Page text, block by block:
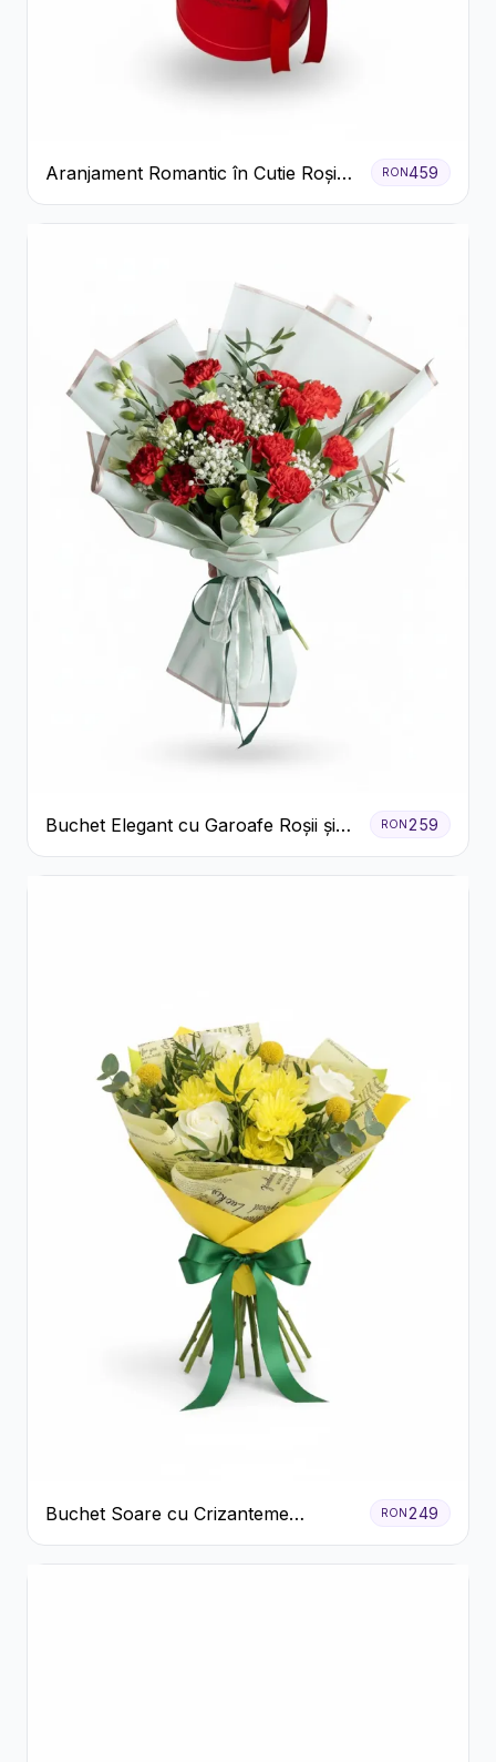
Aranjament Romantic în Cutie Roșie
cu Trandafiri și Crizanteme
RON 459
Buchet Elegant cu Garoafe Roșii și
Floarea Miresei
RON259
Buchet Soare cu Crizanteme
Galbene și Trandafiri Albi
RON 249